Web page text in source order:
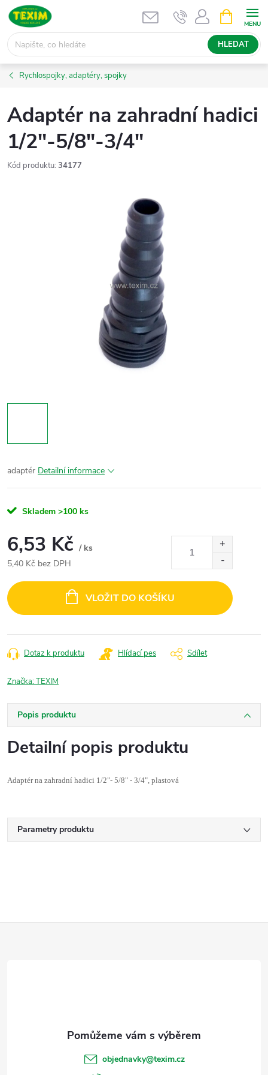
Přejít
obsah
HLEDAT
NÁKUPNÍ
KOŠÍK
Rychlospojky, adaptéry, spojky
Adaptér na zahradní hadici
1/2"-5/8"-3/4"
Kód produktu: 34177
adaptér Detailní informace
Skladem >100 ks
6,53 Kč / ks
5,40 Kč bez DPH
cena:
VLOŽIT DO KOŠÍKU
Dotaz k produktu Hlídací pes Sdílet
Značka:TEXIM
Popis produktu
Detailní popis produktu
Adaptér na zahradní hadici 1/2"- 5/8" - 3/4", plastová
Parametry produktu
objednavky@texim.cz